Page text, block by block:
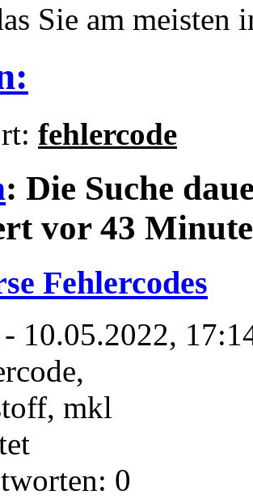
Sie am meisten
fehlercode
: Die Suche
vor 43
Fehlercodes
- 10.05.2022,
0